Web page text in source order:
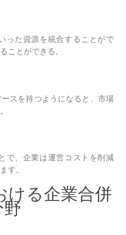
った資源を統合することがで
ことができる。
スを持つようになると、市場
で、企業は運営コストを削減
す。
ける企業合併